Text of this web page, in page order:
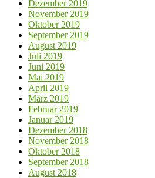
Dezember 2019
November 2019
Oktober 2019
September 2019
August 2019
Juli 2019
Juni 2019
Mai 2019
April 2019
März 2019
Februar 2019
Januar 2019
Dezember 2018
November 2018
Oktober 2018
September 2018
August 2018